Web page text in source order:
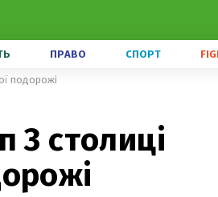
ПРАВО СПОРТ
подорожі
столиці